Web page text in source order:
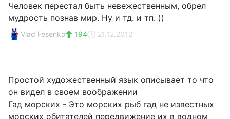
Человек перестал быть невежественным, обрел
мудрость познав мир. Ну и тд. и тп. ))
Vlad Fesenko 194 21.12.2012
Простой художественный язык описывает то что
он видел в своем воображении
Гад морских - Это морских рыб гад не известных
морских обитателей передвижение их в водном